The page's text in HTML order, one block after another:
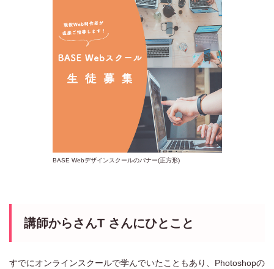
BASE Webデザインスクールのバナー(正方形)
講師からさんT さんにひとこと
すでにオンラインスクールで学んでいたこともあり、Photoshopの